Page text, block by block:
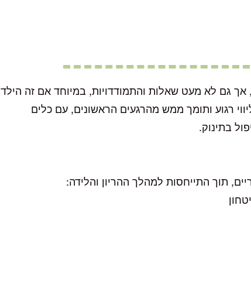
גם לא מעט שאלות והתמודדויות, במיוחד אם זה הילד
רגוע ותומך ממש מהרגעים הראשונים, עם כלים
בתינוק.
תוך התייחסות למהלך ההריון והלידה: